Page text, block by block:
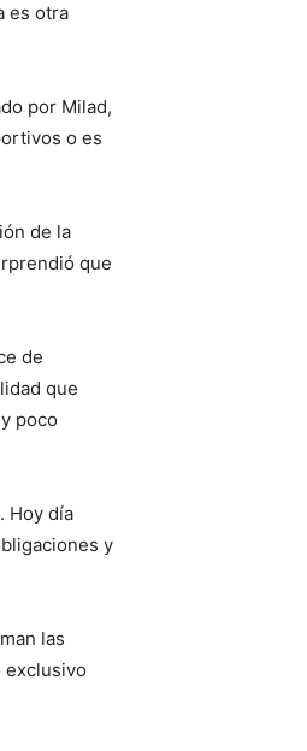
es otra
por Milad,
o es
de la
que
de
que
poco
Hoy día
y
las
exclusivo